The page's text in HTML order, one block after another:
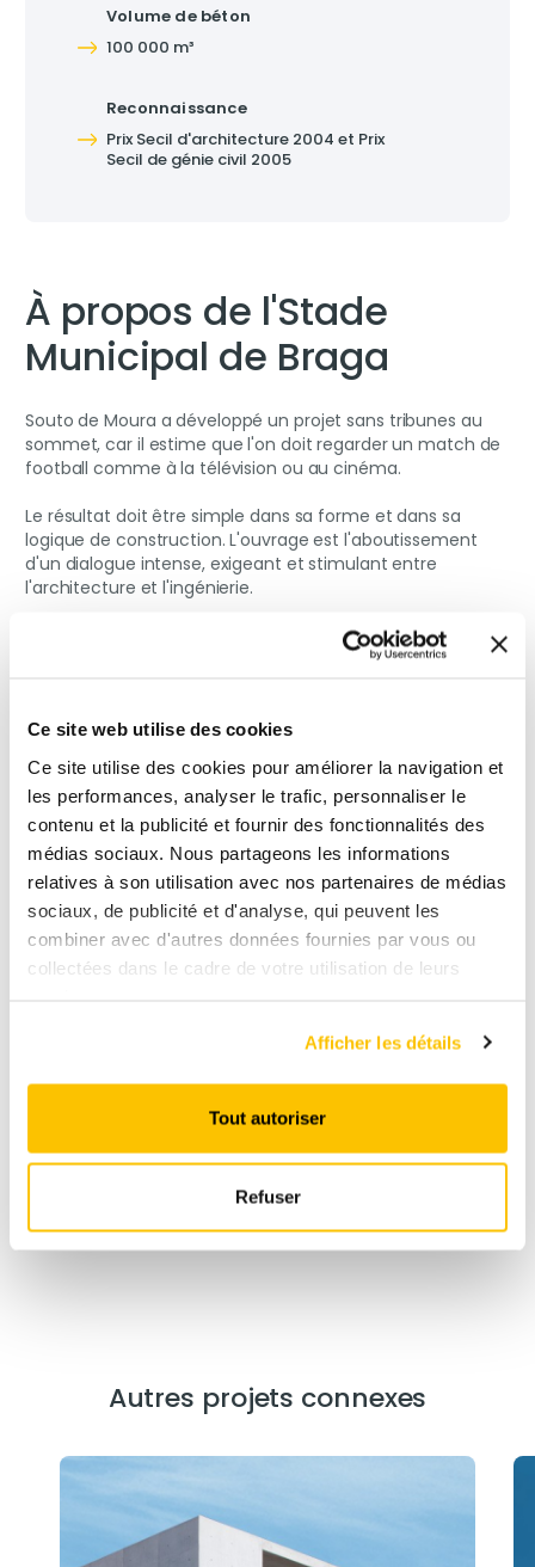
Ce site web utilise des cookies
Ce site utilise des cookies pour améliorer la navigation et
les performances, analyser le trafic, personnaliser le
contenu et la publicité et fournir des fonctionnalités des
médias sociaux. Nous partageons les informations
relatives à son utilisation avec nos partenaires de médias
sociaux, de publicité et d'analyse, qui peuvent les
combiner avec d'autres données fournies par vous ou
collectées dans le cadre de votre utilisation de leurs
Afficher les détails
Tout autoriser
Refuser
Volume de béton
100 000 m³
Reconnaissance
Prix Secil d'architecture 2004 et Prix
Secil de génie civil 2005
À propos de l'Stade
Municipal de Braga
Souto de Moura a développé un projet sans tribunes au
sommet, car il estime que l'on doit regarder un match de
football comme à la télévision ou au cinéma.
Le résultat doit être simple dans sa forme et dans sa
logique de construction. L'ouvrage est l'aboutissement
d'un dialogue intense, exigeant et stimulant entre
l'architecture et l'ingénierie.
Stade Municipal de Braga 1/
1111
Produits connexes
Autres projets connexes